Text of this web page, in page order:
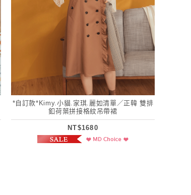
*自訂款*Kimy.小貓.家琪.麗如清單／正韓 雙排
釦荷葉拼接格紋吊帶裙
NT$1680